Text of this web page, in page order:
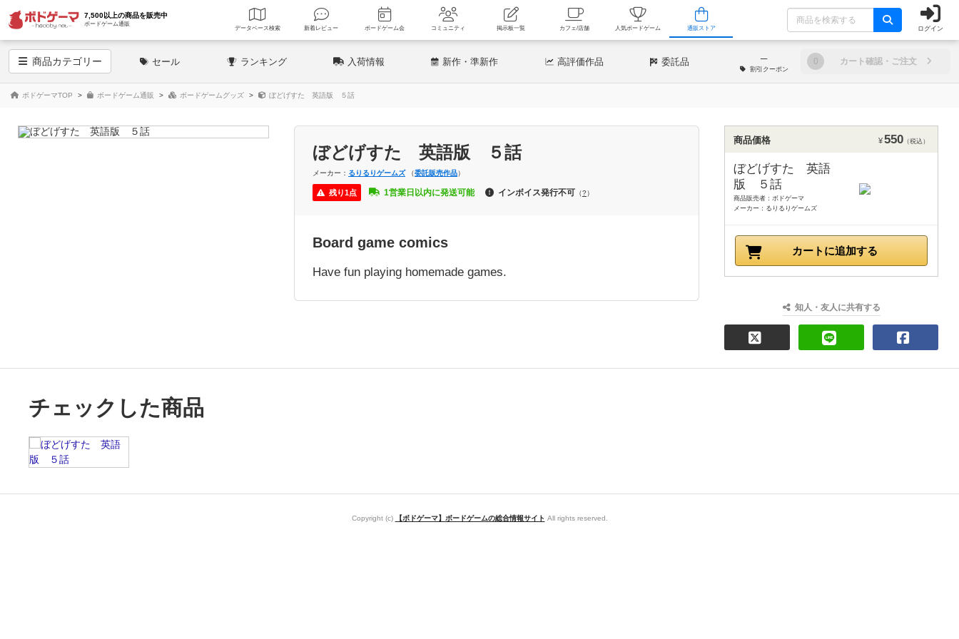
7,500以上の商品を販売中
ボードゲーム通販
データベース 検索 新着レビュー ボードゲーム会 コミュニティ 掲示板一覧 カフェ/店舗 人気ボードゲーム 通販ストア ログイン
商品カテゴリー セール ランキング 入荷情報 新作 ・準新作 高評価作品 委託品 ─
割引 クーポン
0 カート確認・ご注文
ボドゲーマTOP ボードゲーム通販 ボードゲームグッズ ぼどげすた 英語版 ５話
ぼどげすた 英語版 ５話
メーカー： るりるりゲームズ（委託販売作品）
残り1点 1営業日以内に発送可能 インボイス発行不可 （?）
Board game comics
Have fun playing homemade games.
商品価格 ¥550 （税込）
ぼどげすた 英語
版 ５話
商品販売者：ボドゲーマ
メーカー：るりるりゲームズ
カートに追加する
知人・友人に共有する
チェックした商品
Copyright (c) 【ボドゲーマ】ボードゲームの総合情報サイト All rights reserved.